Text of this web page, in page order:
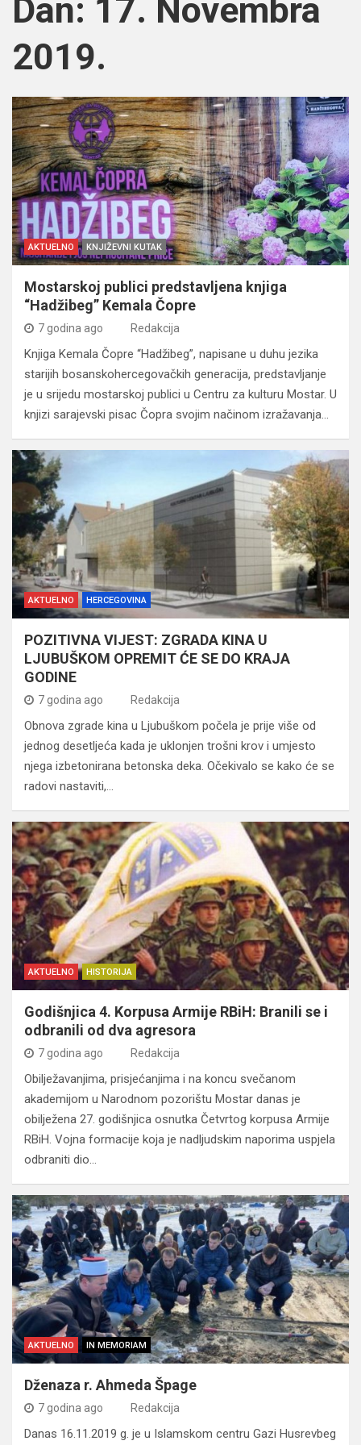
Dan: 17. Novembra
2019.
AKTUELNO KNJIŽEVNI KUTAK
Mostarskoj publici predstavljena knjiga
“Hadžibeg” Kemala Čopre
7 godina ago Redakcija
Knjiga Kemala Čopre “Hadžibeg”, napisane u duhu jezika
starijih bosanskohercegovačkih generacija, predstavljanje
je u srijedu mostarskoj publici u Centru za kulturu Mostar. U
knjizi sarajevski pisac Čopra svojim načinom izražavanja…
AKTUELNO HERCEGOVINA
POZITIVNA VIJEST: ZGRADA KINA U
LJUBUŠKOM OPREMIT ĆE SE DO KRAJA
GODINE
7 godina ago Redakcija
Obnova zgrade kina u Ljubuškom počela je prije više od
jednog desetljeća kada je uklonjen trošni krov i umjesto
njega izbetonirana betonska deka. Očekivalo se kako će se
radovi nastaviti,…
AKTUELNO HISTORIJA
Godišnjica 4. Korpusa Armije RBiH: Branili se i
odbranili od dva agresora
7 godina ago Redakcija
Obilježavanjima, prisjećanjima i na koncu svečanom
akademijom u Narodnom pozorištu Mostar danas je
obilježena 27. godišnjica osnutka Četvrtog korpusa Armije
RBiH. Vojna formacije koja je nadljudskim naporima uspjela
odbraniti dio…
AKTUELNO IN MEMORIAM
Dženaza r. Ahmeda Špage
7 godina ago Redakcija
Danas 16.11.2019 g. je u Islamskom centru Gazi Husrevbeg